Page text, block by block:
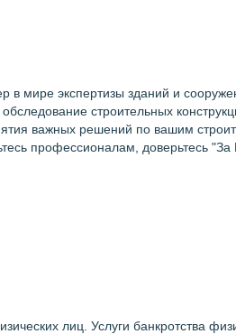
в мире экспертизы зданий и
строительных
важных решений по вашим
профессионалам, доверьтесь "За
лиц. Услуги банкротства